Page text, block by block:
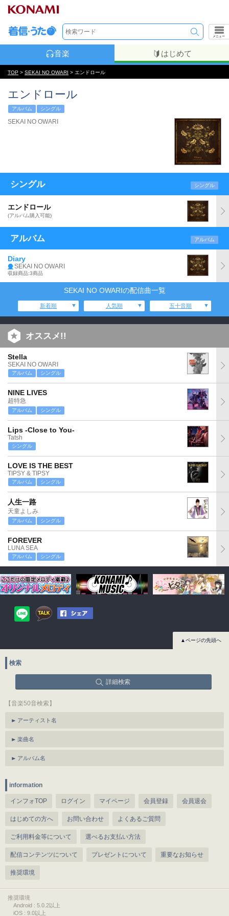
メニュー
音楽 はじめて
TOP > SEKAI NO OWARI > エンドロール
エンドロール
アルバム シングル
SEKAI NO OWARI
シングル シングル
エンドロール
(アルバム購入可能)
アルバム アルバム
Diary
SEKAI NO OWARI
収録商品:3商品
SEKAI NO OWARIの配信曲一覧
新着順 人気順 五十音順
オススメ!!
Stella
SEKAI NO OWARI
アルバム シングル
NINE LIVES
超特急
アルバム シングル
Lips -Close to You-
Tatsh
シングル
LOVE IS THE BEST
TIPSY & TIPSY
アルバム シングル
人生一路
天童よしみ
アルバム シングル
FOREVER
LUNA SEA
アルバム シングル
▲ページの先頭へ
検索
詳細検索
【音楽50音検索】
アーティスト名
楽曲名
アルバム名
information
インフォTOP ログイン マイページ 会員登録 会員退会
はじめての方へ お問い合わせ よくあるご質問
ご利用料金等について 選べるお支払い方法
配信コンテンツについて プレゼントについて 重要なお知らせ
推奨環境
推奨環境
Android : 5.0.2以上
iOS : 9.0以上